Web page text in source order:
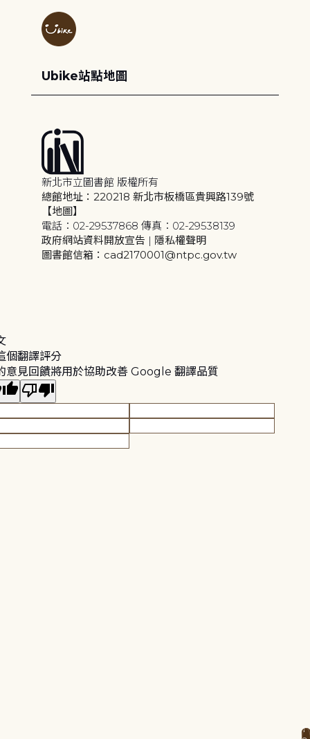
Ubike站點地圖
新北市立圖書館 版權所有
總館地址：220218 新北市板橋區貴興路139號
【地圖】
電話：02-29537868 傳真：02-29538139
政府網站資料開放宣告 | 隱私權聲明
圖書館信箱：cad2170001@ntpc.gov.tw
個翻譯評分
意見回饋將用於協助改善 Google 翻譯品質